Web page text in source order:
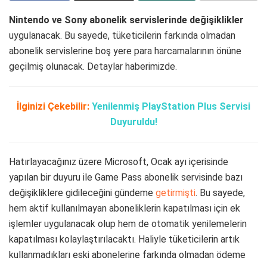
Nintendo ve Sony abonelik servislerinde değişiklikler
uygulanacak. Bu sayede, tüketicilerin farkında olmadan
abonelik servislerine boş yere para harcamalarının önüne
geçilmiş olunacak. Detaylar haberimizde.
İlginizi Çekebilir: Yenilenmiş PlayStation Plus Servisi
Duyuruldu!
Hatırlayacağınız üzere Microsoft, Ocak ayı içerisinde
yapılan bir duyuru ile Game Pass abonelik servisinde bazı
değişikliklere gidileceğini gündeme getirmişti. Bu sayede,
hem aktif kullanılmayan aboneliklerin kapatılması için ek
işlemler uygulanacak olup hem de otomatik yenilemelerin
kapatılması kolaylaştırılacaktı. Haliyle tüketicilerin artık
kullanmadıkları eski abonelerine farkında olmadan ödeme